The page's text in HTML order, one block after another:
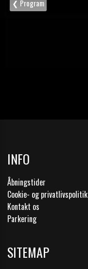
INFO
Åbningstider
Cookie- og privatlivspolitik
Kontakt os
Parkering
SITEMAP